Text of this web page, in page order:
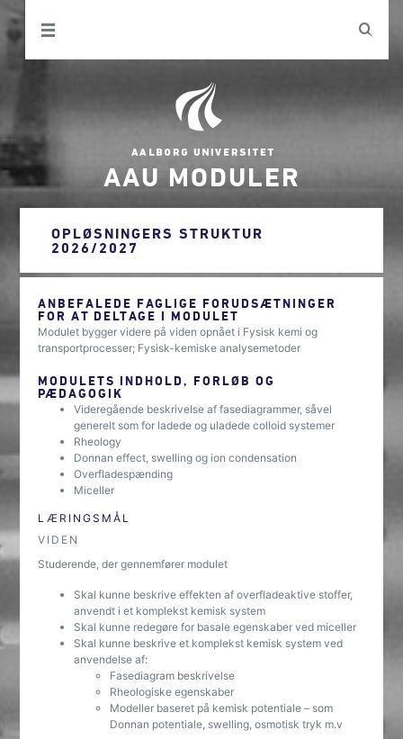
AAU MODULER
OPLØSNINGERS STRUKTUR
2026/2027
ANBEFALEDE FAGLIGE FORUDSÆTNINGER
FOR AT DELTAGE I MODULET
Modulet bygger videre på viden opnået i Fysisk kemi og
transportprocesser; Fysisk-kemiske analysemetoder
MODULETS INDHOLD, FORLØB OG
PÆDAGOGIK
Videregående beskrivelse af fasediagrammer, såvel
generelt som for ladede og uladede colloid systemer
Rheology
Donnan effect, swelling og ion condensation
Overfladespænding
Miceller
LÆRINGSMÅL
VIDEN
Studerende, der gennemfører modulet
Skal kunne beskrive effekten af overfladeaktive stoffer,
anvendt i et komplekst kemisk system
Skal kunne redegøre for basale egenskaber ved miceller
Skal kunne beskrive et komplekst kemisk system ved
anvendelse af:
Fasediagram beskrivelse
Rheologiske egenskaber
Modeller baseret på kemisk potentiale – som
Donnan potentiale, swelling, osmotisk tryk m.v